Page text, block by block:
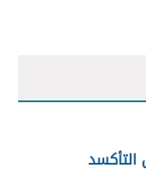
التأكسد